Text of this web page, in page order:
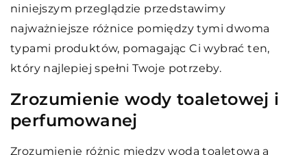
niniejszym przeglądzie przedstawimy
najważniejsze różnice pomiędzy tymi dwoma
typami produktów, pomagając Ci wybrać ten,
który najlepiej spełni Twoje potrzeby.
Zrozumienie wody toaletowej i
perfumowanej
Zrozumienie różnic między wodą toaletową a